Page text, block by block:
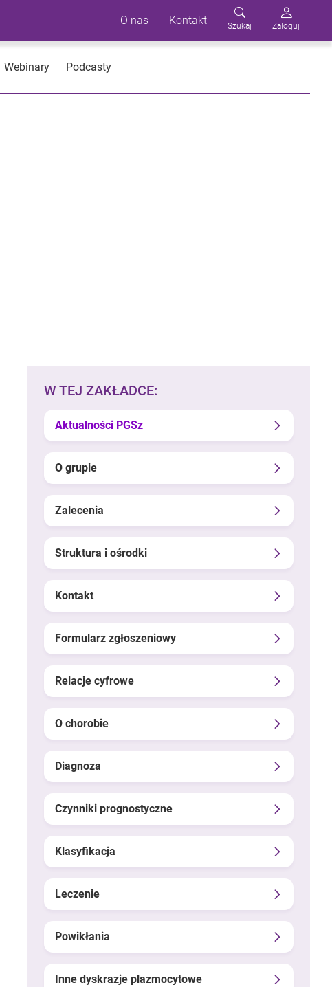
O nas Kontakt Szukaj Zaloguj
Webinary Podcasty
W TEJ ZAKŁADCE:
Aktualności PGSz
O grupie
Zalecenia
Struktura i ośrodki
Kontakt
Formularz zgłoszeniowy
Relacje cyfrowe
O chorobie
Diagnoza
Czynniki prognostyczne
Klasyfikacja
Leczenie
Powikłania
Inne dyskrazje plazmocytowe